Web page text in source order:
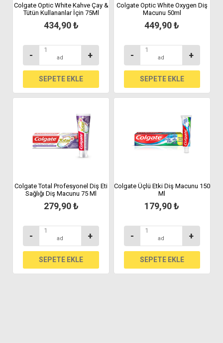
Colgate Optic White Kahve Çay &
Tütün Kullananlar İçin 75Ml
434,90 ₺
- ad +
Colgate Optic White Oxygen Diş
Macunu 50ml
449,90 ₺
- ad +
Colgate Total Profesyonel Diş Eti
Sağlığı Diş Macunu 75 Ml
279,90 ₺
- ad +
Colgate Üçlü Etki Diş Macunu 150
Ml
179,90 ₺
- ad +